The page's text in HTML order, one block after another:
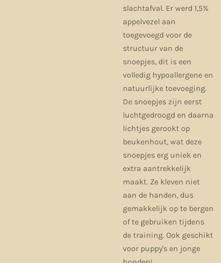
slachtafval. Er werd 1,5%
appelvezel aan
toegevoegd voor de
structuur van de
snoepjes, dit is een
volledig hypoallergene en
natuurlijke toevoeging.
De snoepjes zijn eerst
luchtgedroogd en daarna
lichtjes gerookt op
beukenhout, wat deze
snoepjes erg uniek en
extra aantrekkelijk
maakt. Ze kleven niet
aan de handen, dus
gemakkelijk op te bergen
of te gebruiken tijdens
de training. Ook geschikt
voor puppy's en jonge